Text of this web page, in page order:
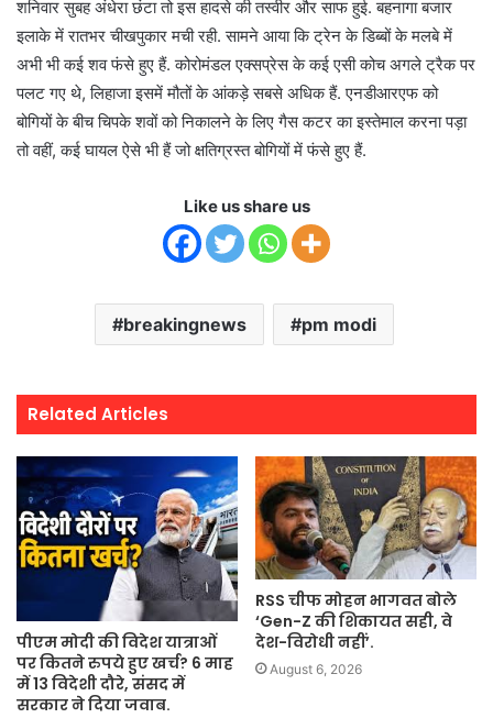
शनिवार सुबह अंधेरा छंटा तो इस हादसे की तस्वीर और साफ हुई. बहनागा बजार
इलाके में रातभर चीखपुकार मची रही. सामने आया कि ट्रेन के डिब्बों के मलबे में
अभी भी कई शव फंसे हुए हैं. कोरोमंडल एक्सप्रेस के कई एसी कोच अगले ट्रैक पर
पलट गए थे, लिहाजा इसमें मौतों के आंकड़े सबसे अधिक हैं. एनडीआरएफ को
बोगियों के बीच चिपके शवों को निकालने के लिए गैस कटर का इस्तेमाल करना पड़ा
तो वहीं, कई घायल ऐसे भी हैं जो क्षतिग्रस्त बोगियों में फंसे हुए हैं.
Like us share us
breakingnews pm modi
Related Articles
पीएम मोदी की विदेश यात्राओं
पर कितने रुपये हुए खर्च? 6 माह
में 13 विदेशी दौरे, संसद में
सरकार ने दिया जवाब.
RSS चीफ मोहन भागवत बोले
‘Gen-Z की शिकायत सही, वे
देश-विरोधी नहीं’.
August 6, 2026